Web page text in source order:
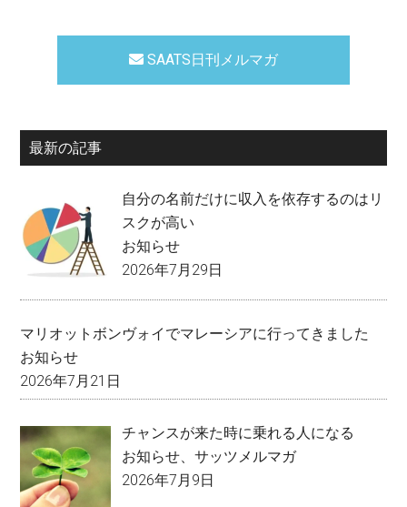
SAATS日刊メルマガ
最新の記事
自分の名前だけに収入を依存するのはリ
スクが高い
お知らせ
2026年7月29日
マリオットボンヴォイでマレーシアに行ってきました
お知らせ
2026年7月21日
チャンスが来た時に乗れる人になる
お知らせ、サッツメルマガ
2026年7月9日